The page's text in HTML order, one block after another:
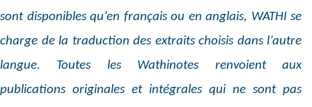
sont disponibles qu’en français ou en anglais, WATHI se
charge de la traduction des extraits choisis dans l’autre
langue. Toutes les Wathinotes renvoient aux
publications originales et intégrales qui ne sont pas